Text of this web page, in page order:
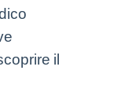
il